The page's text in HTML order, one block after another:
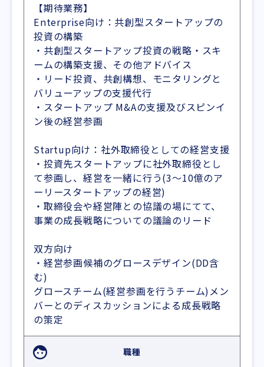
【期待業務】
Enterprise向け：共創型スタートアップの
投資の構築
・共創型スタートアップ投資の戦略・スキ
ームの構築支援、その他アドバイス
・リード投資、共創構想、モニタリングと
バリューアップの支援代行
・スタートアップ M&Aの支援及びスピンイ
ン後の経営参画
Startup向け：社外取締役としての経営支援
・投資先スタートアップに社外取締役とし
て参画し、経営を一緒に行う(3～10億のア
ーリースタートアップの経営)
・取締役会や経営陣との協議の場にてて、
事業の成長戦略についての議論のリード
双方向け
・経営参画候補のグロースデザイン(DD含
む)
グロースチーム(経営参画を行うチーム)メン
バーとのディスカッションによる成長戦略
の策定
職種